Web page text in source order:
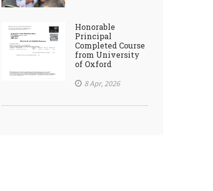
Honorable
Principal
Completed Course
from University
of Oxford
8 Apr, 2026